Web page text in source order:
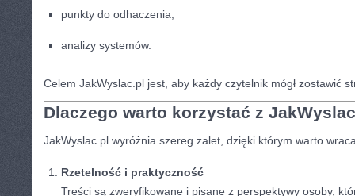
punkty do odhaczenia,
analizy systemów.
Celem JakWyslac.pl jest, aby każdy czytelnik mógł zostawić
Dlaczego warto korzystać z
JakWyslac.pl wyróżnia szereg zalet, dzięki którym warto
Rzetelność i praktyczność
Treści są zweryfikowane i pisane z perspektywy osoby,